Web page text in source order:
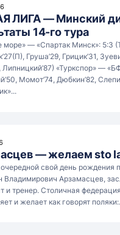
ЛИГА — Минский
14-го тура
море» — «Спартак Минск»: 5:3
Груша’29, Грицик’31,
Липницкий’87) «Туркспор» —
Момот’74, Дюбкин’82,
— желаем sto
свой день рождения
Владимирович Арзамасцев,
и тренер. Столичная
и желает как говорят